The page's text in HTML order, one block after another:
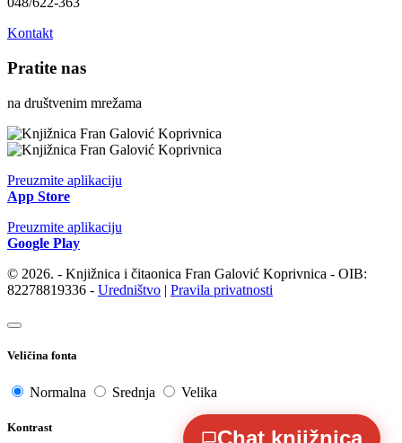
Kontakt
Pratite nas
na društvenim mrežama
Preuzmite aplikaciju
App Store
Preuzmite aplikaciju
Google Play
© 2026. - Knjižnica i čitaonica Fran Galović Koprivnica - OIB:
82278819336 - Uredništvo | Pravila privatnosti
Veličina fonta
Normalna Srednja Velika
Kontrast Chat knjižnica